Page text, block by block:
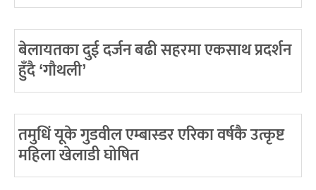
बेलायतका दुई दर्जन बढी सहरमा एकसाथ प्रदर्शन
हुँदै ‘गौथली’
तमुधिं यूके गुडवील एम्बास्डर एरिका वर्षकै उत्कृष्ट
महिला खेलाडी घोषित